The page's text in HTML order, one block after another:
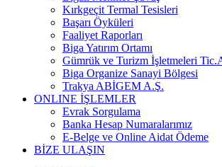
Kırkgeçit Termal Tesisleri
Başarı Öyküleri
Faaliyet Raporları
Biga Yatırım Ortamı
Gümrük ve Turizm İşletmeleri
Biga Organize Sanayi Bölgesi
Trakya ABİGEM A.Ş.
ONLINE İŞLEMLER
Evrak Sorgulama
Banka Hesap Numaralarımız
E-Belge ve Online Aidat Ödeme
BİZE ULAŞIN